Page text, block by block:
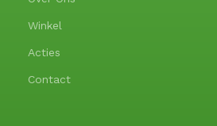
Winkel
Acties
Contact